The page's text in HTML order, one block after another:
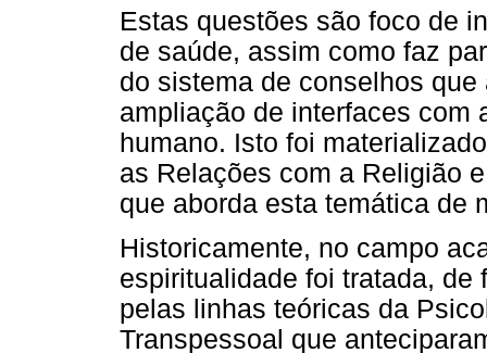
Estas questões são foco de
de saúde, assim como faz
do sistema de conselhos
ampliação de interfaces com
humano. Isto foi
as Relações com a Religião
que aborda esta temática de
Historicamente, no campo
espiritualidade foi tratada,
pelas linhas teóricas da
Transpessoal que